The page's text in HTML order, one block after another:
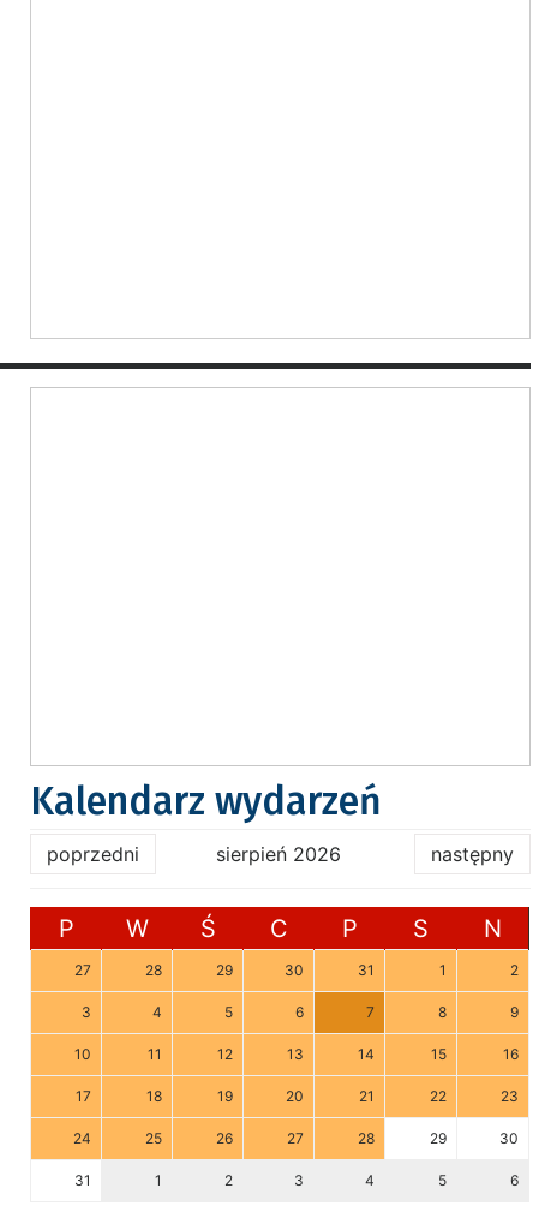
Kalendarz wydarzeń
poprzedni sierpień 2026 następny
P W Ś C P S N
27 28 29 30 31 1 2
3 4 5 6 7 8 9
10 11 12 13 14 15 16
17 18 19 20 21 22 23
24 25 26 27 28 29 30
31 1 2 3 4 5 6